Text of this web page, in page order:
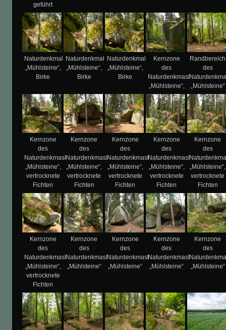
geführt
Naturdenkmal
„Mühlsteine“,
Birke
Naturdenkmal
„Mühlsteine“,
Birke
Naturdenkmal
„Mühlsteine“,
Birke
Kernzone
des
Naturdenkmasl
„Mühlsteine“,
Randbereich
des
„Mühlsteine“
Kernzone
des
Naturdenkmasl
„Mühlsteine“,
vertrocknete
Fichten
Kernzone
des
Naturdenkmasl
„Mühlsteine“,
vertrocknete
Fichten
Kernzone
des
Naturdenkmasl
„Mühlsteine“,
vertrocknete
Fichten
Kernzone
des
Naturdenkmasl
„Mühlsteine“,
vertrocknete
Fichten
Kernzone
des
„Mühlsteine“,
vertrocknete
Fichten
Kernzone
des
Naturdenkmasl
„Mühlsteine“,
vertrocknete
Fichten
Kernzone
des
Naturdenkmasl
„Mühlsteine“
Kernzone
des
Naturdenkmasl
„Mühlsteine“
Kernzone
des
Naturdenkmasl
„Mühlsteine“
Kernzone
des
„Mühlsteine“